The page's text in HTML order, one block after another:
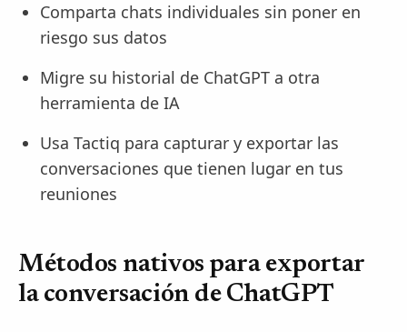
Comparta chats individuales sin poner en
riesgo sus datos
Migre su historial de ChatGPT a otra
herramienta de IA
Usa Tactiq para capturar y exportar las
conversaciones que tienen lugar en tus
reuniones
Métodos nativos para exportar
la conversación de ChatGPT